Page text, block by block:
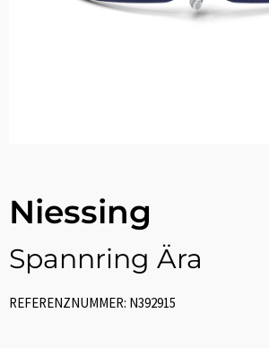
Niessing
Spannring Ära
REFERENZNUMMER: N392915